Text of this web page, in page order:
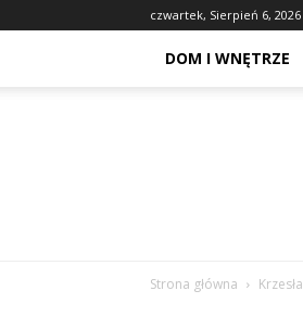
czwartek, Sierpień 6, 2026
DOM I WNĘTRZE
Strona główna Krzesła